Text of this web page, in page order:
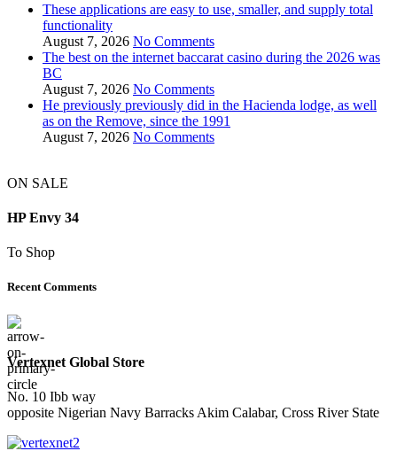
These applications are easy to use, smaller, and supply total
functionality
August 7, 2026 No Comments
The best on the internet baccarat casino during the 2026 was
BC
August 7, 2026 No Comments
He previously previously did in the Hacienda lodge, as well
as on the Remove, since the 1991
August 7, 2026 No Comments
ON SALE
HP Envy 34
To Shop
Recent Comments
Vertexnet Global Store
No. 10 Ibb way
opposite Nigerian Navy Barracks Akim Calabar, Cross River State